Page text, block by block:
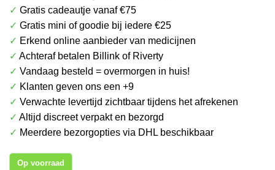
✓ Gratis cadeautje vanaf €75
✓ Gratis mini of goodie bij iedere €25
✓ Erkend online aanbieder van medicijnen
✓ Achteraf betalen Billink of Riverty
✓ Vandaag besteld = overmorgen in huis!
✓ Klanten geven ons een +9
✓ Verwachte levertijd zichtbaar tijdens het afrekenen
✓ Altijd discreet verpakt en bezorgd
✓ Meerdere bezorgopties via DHL beschikbaar
Op voorraad